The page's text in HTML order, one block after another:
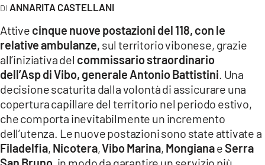
Network
LACPLAY.IT
LACTV.IT
LACONAIR.IT
LACITYMAG.IT
ILREGGINO.IT
ANNARITA CASTELLANI
Attive cinque nuove postazioni del 118, con le
relative ambulanze, sul territorio vibonese, grazie
all’iniziativa del commissario straordinario
dell’Asp di Vibo, generale Antonio Battistini . Una
decisione scaturita dalla volontà di assicurare una
copertura capillare del territorio nel periodo estivo,
che comporta inevitabilmente un incremento
dell’utenza. Le nuove postazioni sono state attivate a
Filadelfia, Nicotera,Vibo Marina, MongianaeSerra